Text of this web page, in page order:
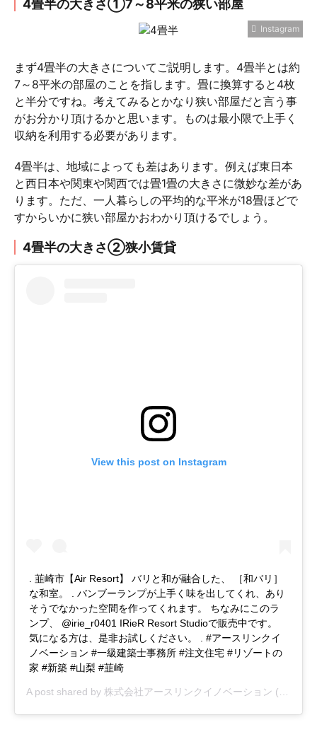
4畳半の大きさ①7～8平米の狭い部屋
Instagram
まず4畳半の大きさについてご説明します。4畳半とは約
7～8平米の部屋のことを指します。畳に換算すると4枚
と半分ですね。考えてみるとかなり狭い部屋だと言う事
がお分かり頂けるかと思います。ものは最小限で上手く
収納を利用する必要があります。
4畳半は、地域によっても差はあります。例えば東日本
と西日本や関東や関西では畳1畳の大きさに微妙な差があ
ります。ただ、一人暮らしの平均的な平米が18畳ほどで
すからいかに狭い部屋かおわかり頂けるでしょう。
4畳半の大きさ②狭小賃貸
View this post on Instagram
. 韮崎市【Air Resort】 バリと和が融合した、 ［和バリ］
な和室。 . バンブーランプが上手く味を出してくれ、あり
そうでなかった空間を作ってくれます。 ちなみにこのラ
ンプ、 @irie_r0401 IRieR Resort Studioで販売中です。
気になる方は、是非お試しください。 . #アースリンクイ
ノベーション #一級建築士事務所 #注文住宅 #リゾートの
家 #新築 #山梨 #韮崎
A post shared by 株式会社アースリンクイノベーション (@earthlinkinnovation) on